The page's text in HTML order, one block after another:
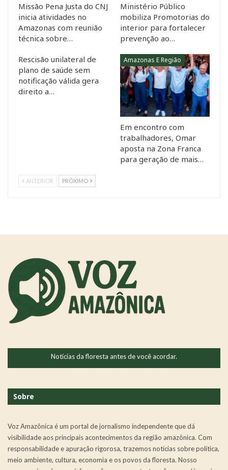
Missão Pena Justa do CNJ
inicia atividades no
Amazonas com reunião
técnica sobre…
Ministério Público
mobiliza Promotorias do
interior para fortalecer
prevenção ao…
Rescisão unilateral de
plano de saúde sem
notificação válida gera
direito a…
Amazonas E Região
Em encontro com
trabalhadores, Omar
aposta na Zona Franca
para geração de mais…
ANTERIOR PRÓXIMO
Notícias da floresta antes de você acordar.
Sobre
Voz Amazônica é um portal de jornalismo independente que dá
visibilidade aos principais acontecimentos da região amazônica. Com
responsabilidade e apuração rigorosa, trazemos notícias sobre política,
meio ambiente, cultura, economia e os povos da floresta. Nosso